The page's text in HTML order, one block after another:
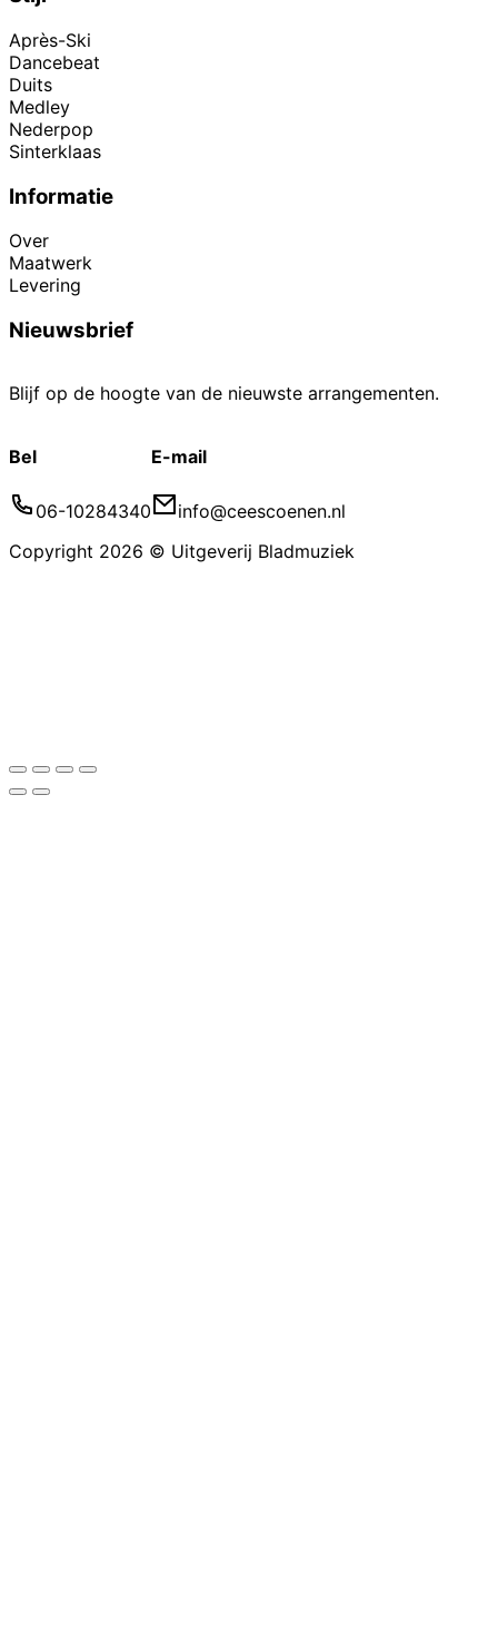
Après-Ski
Dancebeat
Duits
Medley
Nederpop
Sinterklaas
Informatie
Over
Maatwerk
Levering
Nieuwsbrief
Blijf op de hoogte van de nieuwste arrangementen.
Bel
06-10284340
E-mail
info@ceescoenen.nl
Copyright 2026 © Uitgeverij Bladmuziek